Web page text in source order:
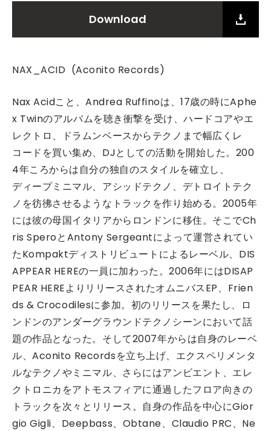
Download
NAX_ACID (Aconito Records)
Nax Acidこと、Andrea Ruffinoは、17歳の時にAphe
x Twinのアルバムを聴き衝撃を受け、ハードコアやエ
レクトロ、ドラムンベースからテクノまで幅広くレ
コードを買い集め、DJとしての活動を開始した。200
4年ころからは自分の独自のスタイルを確立し、
ディープミニマル、アシッドテクノ、デトロイトテク
ノを彷彿させるようなトラックを作り始める。2005年
には彼の母国イタリアからロンドンに移住。そこでCh
ris SperoとAntony Sergeantによって運営されてい
たKompaktディストリビュートによるレーベル、DIS
APPEAR HEREの一員に加わった。2006年にはDISAP
PEAR HEREよりリリースされたオムニバスEP、Frien
ds & Crocodilesに参加。初のリリースを果たし、ロ
ンドンのアンダーグラウンドテクノシーンにおいて話
題の作品となった。そして2007年からは自身のレーベ
ル、Aconito Recordsを立ち上げ、エクスペリメンタ
ルなテクノやミニマル、さらにはアンビエント、エレ
クトロニカをアトモスフィアに通過したフロア向きの
トラックを次々とリリース。自身の作品を中心にGior
gio Gigli、Deepbass、Obtane、Claudio PRC、Ne